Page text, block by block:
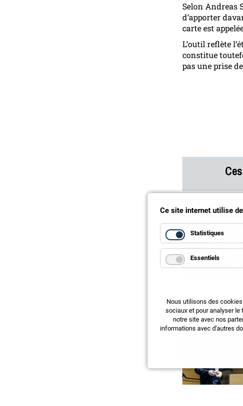
Selon Andreas
d’apporter
carte est
L’outil reflète
constitue
pas une prise
Ce site internet utilise
Statistiques
Essentiels
Nous utilisons des
sociaux et pour analyser
notre site avec nos
informations avec d'autres